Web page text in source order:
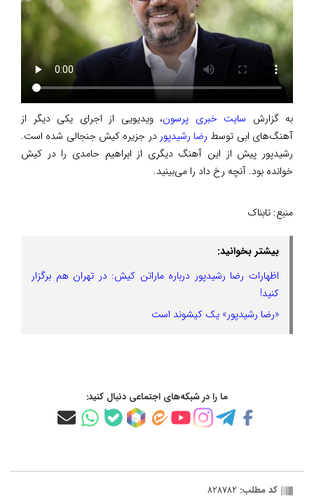
به گزارش سایت خبری پرسون، ویدیویی از اجرای یکی دیگر از
آهنگ‌های ابی توسط رضا رشیدپور در جزیره کیش جنجالی شده است.
رشیدپور پیش از این آهنگ دیگری از ابراهیم حامدی را در کیش
خوانده بود. آنچه رخ داد را می‌بینید.
منبع: تابناک
بیشتر بخوانید:
اظهارات رضا رشیدپور درباره ماراتن کیش: در تهران هم برگزار
کنید!
«رضا رشیدپور» یک کیشوند است
ما را در شبکه‌های اجتماعی دنبال کنید:
کد مطلب: 828782